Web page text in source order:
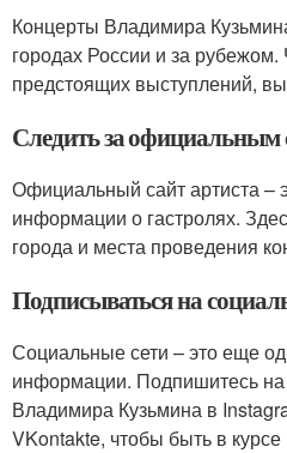
Концерты Владимира
городах России и за
предстоящих выступлений,
Следить за официальным
Официальный сайт артиста –
информации о гастролях.
города и места проведения
Подписываться на
Социальные сети – это еще
информации. Подпишитесь
Владимира Кузьмина в
VKontakte, чтобы быть в курсе